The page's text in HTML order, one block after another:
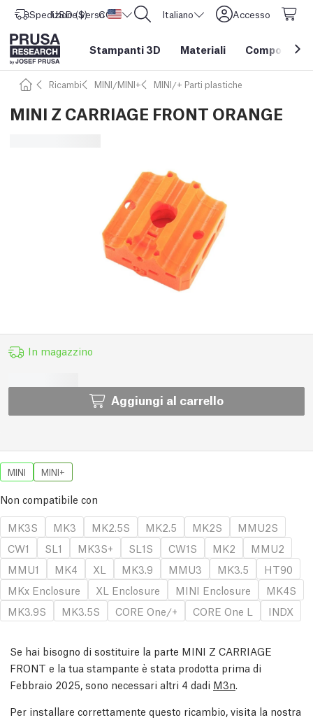
Spedizione verso Stati Uniti d'America
USD ($) CORE One L: Ora disponibile! Italiano Accesso
Stampanti 3D Materiali Componenti
Ricambi MINI/MINI+ MINI/+ Parti plastiche
MINI Z CARRIAGE FRONT ORANGE
In magazzino
Aggiungi al carrello
MINI MINI+
Non compatibile con
MK3S
MK3 MK2.5S MK2.5 MK2S
MMU2S
CW1
SL1 MK3S+ SL1S CW1S MK2
MMU2
MMU1
MK4 XL MK3.9 MMU3 MK3.5
HT90
MKx Enclosure
XL Enclosure MINI Enclosure
MK4S
MK3.9S
MK3.5S CORE One/+ CORE One L INDX
Se hai bisogno di sostituire la parte MINI Z CARRIAGE
FRONT e la tua stampante è stata prodotta prima di
Febbraio 2025, sono necessari altri 4 dadi M3n.
Per installare correttamente questo ricambio, visita la nostra